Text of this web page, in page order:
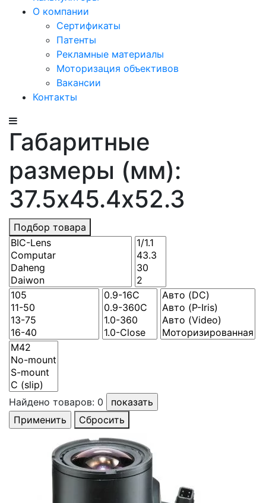
О компании
Сертификаты
Патенты
Рекламные материалы
Моторизация объективов
Вакансии
Контакты
Габаритные
размеры (мм):
37.5х45.4x52.3
Подбор товара
Найдено товаров: 0
Сбросить